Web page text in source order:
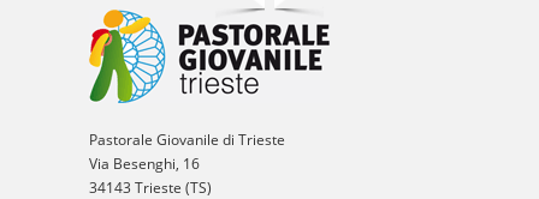
Pastorale Giovanile di Trieste
Via Besenghi, 16
34143 Trieste (TS)